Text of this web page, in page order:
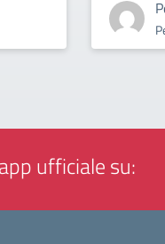
ufficiale su: